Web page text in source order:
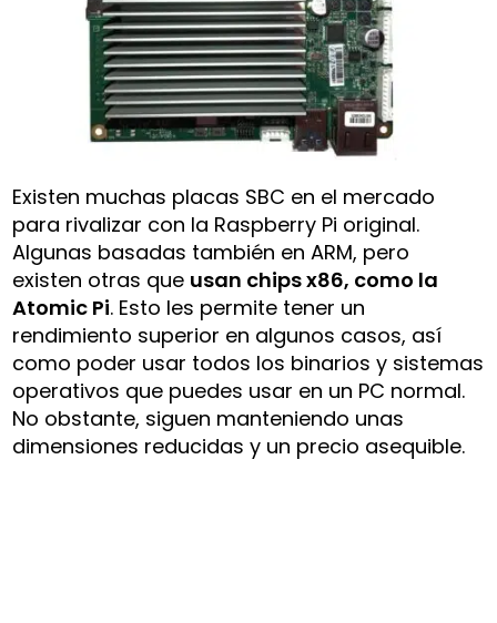
Existen muchas placas SBC en el mercado
para rivalizar con la Raspberry Pi original.
Algunas basadas también en ARM, pero
existen otras que usan chips x86, como la
Atomic Pi. Esto les permite tener un
rendimiento superior en algunos casos, así
como poder usar todos los binarios y sistemas
operativos que puedes usar en un PC normal.
No obstante, siguen manteniendo unas
dimensiones reducidas y un precio asequible.